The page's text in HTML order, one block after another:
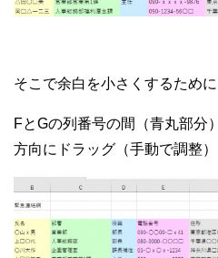
そこで余白を小さくするため
FとGの列番号の間（青丸部分
方向にドラッグ（手動で調整）